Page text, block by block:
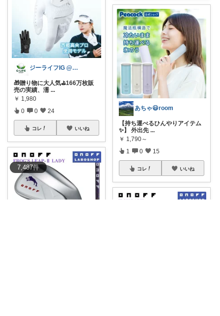
7,487件
ジーライフIG @g_life_shop
🎁贈り物に大人気⛳166万枚販
売の実績、濡 ...
￥ 1,980
0 0 24
コレ いいね
あちゃ😃room
【持ち運べるひんやりアイテム
✨】 外出先 ...
￥ 1,790～
1 0 15
コレ いいね